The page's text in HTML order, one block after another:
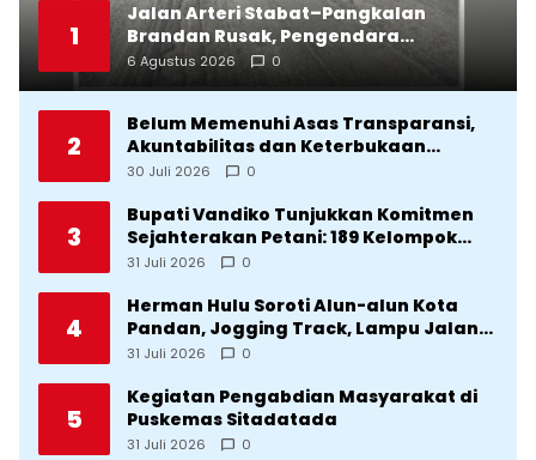
1
Jalan Arteri Stabat–Pangkalan
Brandan Rusak, Pengendara
Terancam Celaka
6 Agustus 2026 0
2
Belum Memenuhi Asas Transparansi,
Akuntabilitas dan Keterbukaan
Informasi, DPRD Tolak Ranperda
2025
30 Juli 2026 0
3
Bupati Vandiko Tunjukkan Komitmen
Sejahterakan Petani: 189 Kelompok
Tani Terima Bibit dan Alsintan
31 Juli 2026 0
4
Herman Hulu Soroti Alun-alun Kota
Pandan, Jogging Track, Lampu Jalan
Lingkar Kota yang Tak Terurus
31 Juli 2026 0
5
Kegiatan Pengabdian Masyarakat di
Puskemas Sitadatada
31 Juli 2026 0